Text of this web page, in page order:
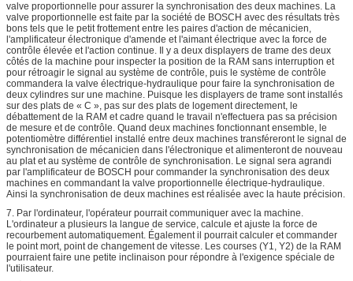
valve proportionnelle pour assurer la synchronisation des deux machines. La
valve proportionnelle est faite par la société de BOSCH avec des résultats très
bons tels que le petit frottement entre les paires d'action de mécanicien,
l'amplificateur électronique d'amende et l'aimant électrique avec la force de
contrôle élevée et l'action continue. Il y a deux displayers de trame des deux
côtés de la machine pour inspecter la position de la RAM sans interruption et
pour rétroagir le signal au système de contrôle, puis le système de contrôle
commandera la valve électrique-hydraulique pour faire la synchronisation de
deux cylindres sur une machine. Puisque les displayers de trame sont installés
sur des plats de « C », pas sur des plats de logement directement, le
débattement de la RAM et cadre quand le travail n'effectuera pas sa précision
de mesure et de contrôle. Quand deux machines fonctionnant ensemble, le
potentiomètre différentiel installé entre deux machines transféreront le signal de
synchronisation de mécanicien dans l'électronique et alimenteront de nouveau
au plat et au système de contrôle de synchronisation. Le signal sera agrandi
par l'amplificateur de BOSCH pour commander la synchronisation des deux
machines en commandant la valve proportionnelle électrique-hydraulique.
Ainsi la synchronisation de deux machines est réalisée avec la haute précision.
7. Par l'ordinateur, l'opérateur pourrait communiquer avec la machine.
L'ordinateur a plusieurs la langue de service, calcule et ajuste la force de
recourbement automatiquement. Également il pourrait calculer et commander
le point mort, point de changement de vitesse. Les courses (Y1, Y2) de la RAM
pourraient faire une petite inclinaison pour répondre à l'exigence spéciale de
l'utilisateur.